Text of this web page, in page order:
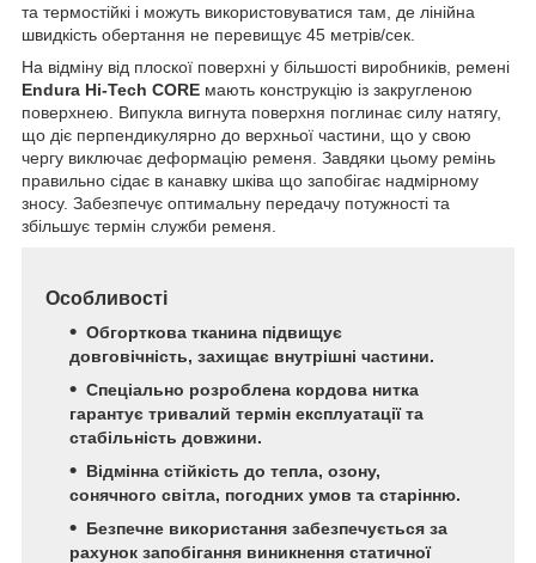
та термостійкі і можуть використовуватися там, де лінійна
швидкість обертання не перевищує 45 метрів/сек.
На відміну від плоскої поверхні у більшості виробників, ремені
Endura Hi-Tech CORE мають конструкцію із закругленою
поверхнею. Випукла вигнута поверхня поглинає силу натягу,
що діє перпендикулярно до верхньої частини, що у свою
чергу виключає деформацію ременя. Завдяки цьому ремінь
правильно сідає в канавку шківа що запобігає надмірному
зносу. Забезпечує оптимальну передачу потужності та
збільшує термін служби ременя.
Особливості
Обгорткова тканина підвищує
довговічність, захищає внутрішні частини.
Спеціально розроблена кордова нитка
гарантує тривалий термін експлуатації та
стабільність довжини.
Відмінна стійкість до тепла, озону,
сонячного світла, погодних умов та старінню.
Безпечне використання забезпечується за
рахунок запобігання виникнення статичної